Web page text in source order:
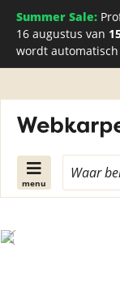
Summer Sale:
16 augustus van
wordt
menu